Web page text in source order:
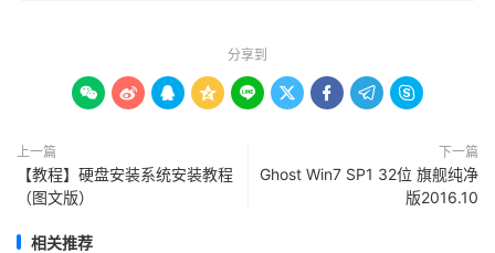
分享到
        
上一篇
【教程】硬盘安装系统安装教程
（图文版）
下一篇
Ghost Win7 SP1 32位 旗舰纯净
版2016.10
相关推荐